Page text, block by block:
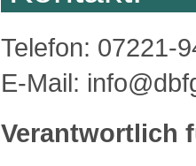
Telefon: 07221-
E-Mail:
Verantwortlich